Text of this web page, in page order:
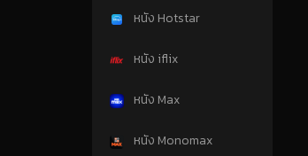
หนัง Hotstar
หนัง iflix
หนัง Max
หนัง Monomax